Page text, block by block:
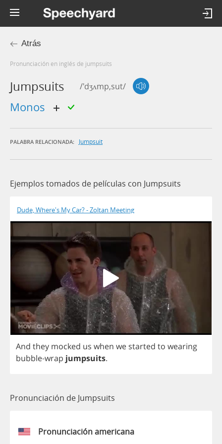
Atrás
Pronunciación en inglés de jumpsuits
Jumpsuits /'dʒʌmp,sut/
monos
PALABRA RELACIONADA: Jumpsuit
Ejemplos tomados de películas con Jumpsuits
Dude, Where's My Car? - Zoltan Meeting
And they mocked us when we started to wearing
bubble-wrap jumpsuits.
Pronunciación de Jumpsuits
Pronunciación americana